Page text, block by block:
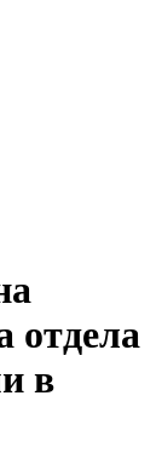
отдела
в